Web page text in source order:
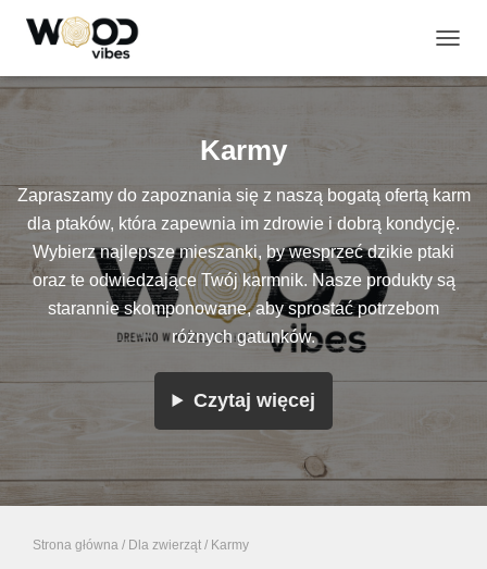
Karmy
Zapraszamy do zapoznania się z naszą bogatą ofertą karm
dla ptaków, która zapewnia im zdrowie i dobrą kondycję.
Wybierz najlepsze mieszanki, by wesprzeć dzikie ptaki
oraz te odwiedzające Twój karmnik. Nasze produkty są
starannie skomponowane, aby sprostać potrzebom
różnych gatunków.
Czytaj więcej
Strona główna / Dla zwierząt / Karmy